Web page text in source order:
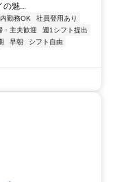
の魅...
勤務OK
社員登用あり
・主夫歓迎
週1シフト提出
早朝
シフト自由